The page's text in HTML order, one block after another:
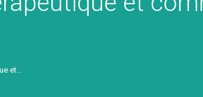
et…